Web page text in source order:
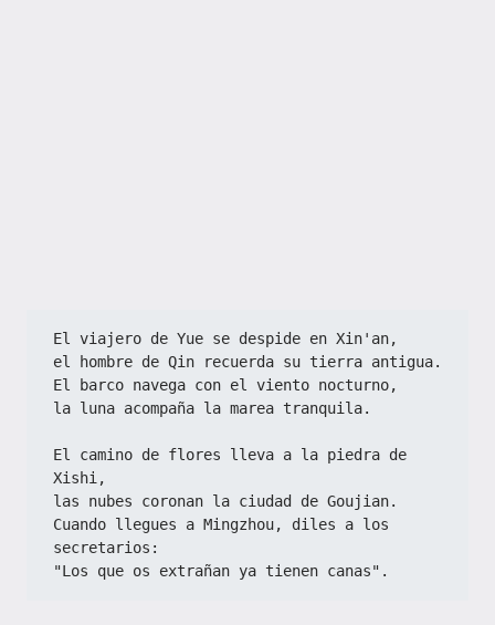
El viajero de Yue se despide en Xin'an,
El barco navega con el viento nocturno,
la luna acompaña la marea tranquila.
El camino de flores lleva a la piedra de
Xishi,
las nubes coronan la ciudad de Goujian.
Cuando llegues a Mingzhou, diles a los
secretarios:
"Los que os extrañan ya tienen canas".